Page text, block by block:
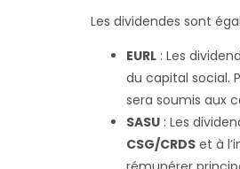
Les dividendes sont
EURL : Les
du capital social.
sera soumis aux
SASU : Les
CSG/CRDS et à